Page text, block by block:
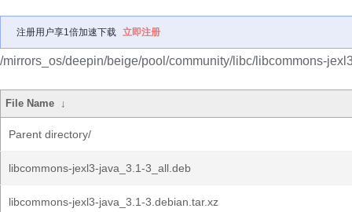
注册用户享1倍加速下载 立即注册
/mirrors_os/deepin/beige/pool/community/libc/libcommons-
File Name ↓
Parent directory/
libcommons-jexl3-java_3.1-3_all.deb
libcommons-jexl3-java_3.1-3.debian.tar.xz